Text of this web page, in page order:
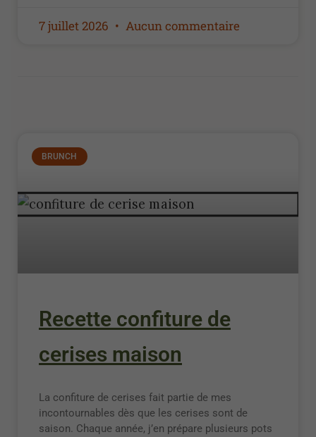
7 juillet 2026 Aucun commentaire
BRUNCH
Recette confiture de
cerises maison
La confiture de cerises fait partie de mes
incontournables dès que les cerises sont de
saison. Chaque année, j’en prépare plusieurs pots